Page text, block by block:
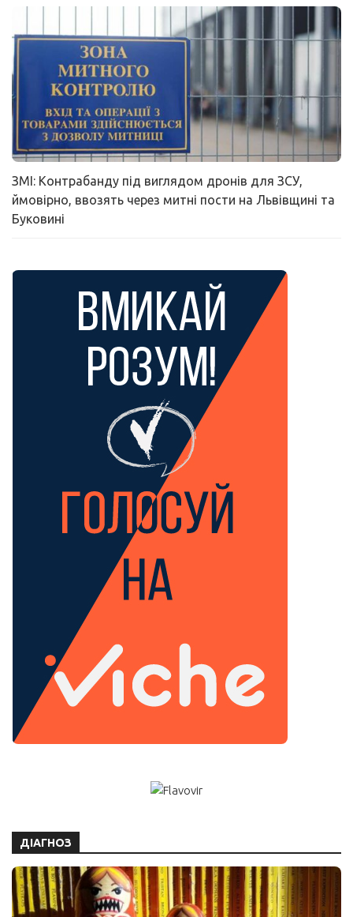
ЗМІ: Контрабанду під виглядом дронів для ЗСУ,
ймовірно, ввозять через митні пости на Львівщині та
Буковині
ДІАГНОЗ